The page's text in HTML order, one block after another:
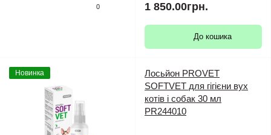
0 1 850.00грн.
До кошика
Новинка
Лосьйон PROVET
SOFTVET для гігієни вух
котів і собак 30 мл
PR244010